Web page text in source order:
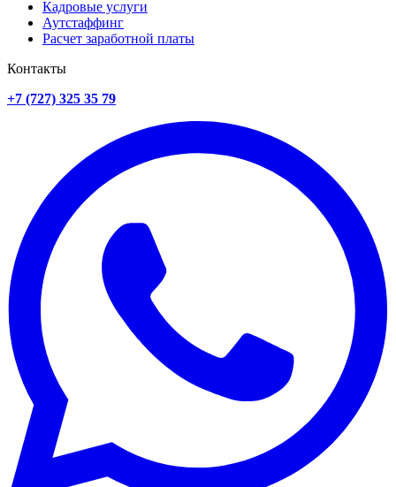
Кадровые услуги
Аутстаффинг
Расчет заработной платы
Контакты
+7 (727) 325 35 79